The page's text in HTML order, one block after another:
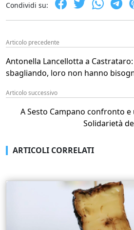
Condividi su:
Articolo precedente
Antonella Lancellotta a Castrataro:
sbagliando, loro non hanno
Articolo successivo
A Sesto Campano confronto e
Solidarietà
ARTICOLI CORRELATI